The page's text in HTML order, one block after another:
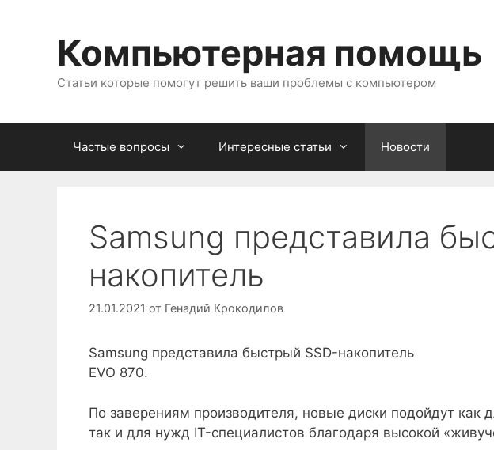
содержимомуКомпьютерная помощь
Статьи которые помогут решить ваши проблемы с компьютером
Частые вопросы Интересные статьи Новости
Samsung представила
накопитель
21.01.2021 от Генадий Крокодилов
Samsung представила быстрый SSD-накопитель
EVO 870.
По заверениям производителя, новые диски подойдут как
так и для нужд IT-специалистов благодаря высокой